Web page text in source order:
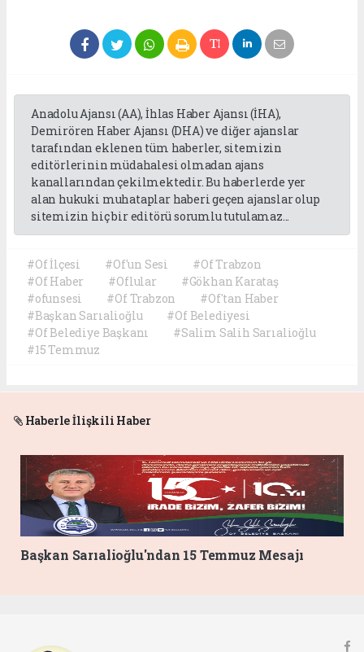
Anadolu Ajansı (AA), İhlas Haber Ajansı (İHA),
Demirören Haber Ajansı (DHA) ve diğer ajanslar
tarafından eklenen tüm haberler, sitemizin
editörlerinin müdahalesi olmadan ajans
kanallarından çekilmektedir. Bu haberlerde yer
alan hukuki muhataplar haberi geçen ajanslar olup
sitemizin hiç bir editörü sorumlu tutulamaz...
#Of İlçesi #Of'un Sesi
#Of Trabzon
#Of Haber
#Oflular
#Gökhan Karataş
#ofunsesi
#Of Trabzon
#Of'tan Haber
#Başkan Sarıalioğlu
#Of Belediyesi
#Of Belediye Başkanı
#Salim Salih Sarıalioğlu
#15 Temmuz
Haberle İlişkili Haber
Başkan Sarıalioğlu'ndan 15 Temmuz Mesajı